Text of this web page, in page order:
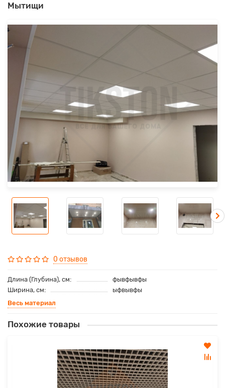
Мытищи
0 отзывов
Длина (Глубина), см:
фывфывфы
Ширина, см:
ыфвывфы
Весь материал
Похожие товары